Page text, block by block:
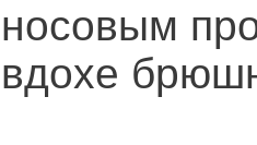
носовым
вдохе